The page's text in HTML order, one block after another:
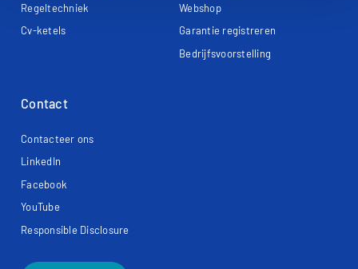
Regeltechniek
Cv-ketels
Webshop
Garantie registreren
Bedrijfsvoorstelling
Contact
Contacteer ons
LinkedIn
Facebook
YouTube
Responsible Disclosure